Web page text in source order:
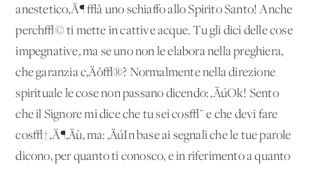
anestetico‚Ä¶ √â uno schiaffo allo Spirito Santo! Anche
perch√© ti mette in cattive acque. Tu gli dici delle cose
impegnative, ma se uno non le elabora nella preghiera,
che garanzia c‚Äô√®? Normalmente nella direzione
spirituale le cose non passano dicendo: ‚ÄúOk! Sento
che il Signore mi dice che tu sei cos√¨ e che devi fare
cos√†‚Ä¶‚Äù, ma: ‚ÄúIn base ai segnali che le tue parole
dicono, per quanto ti conosco, e in riferimento a quanto